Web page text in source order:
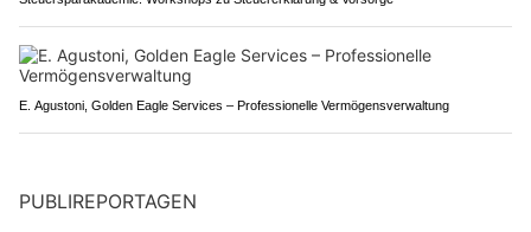
E. Agustoni, Golden Eagle Services – Professionelle Vermögensverwaltung
PUBLIREPORTAGEN